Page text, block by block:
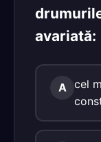
avariată:
A cel